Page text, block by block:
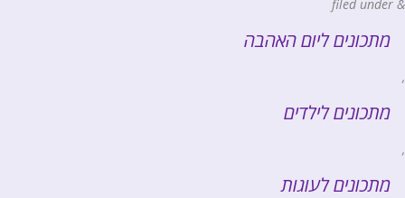
&
מתכונים ליום האהבה
,
מתכונים לילדים
,
מתכונים לעוגות